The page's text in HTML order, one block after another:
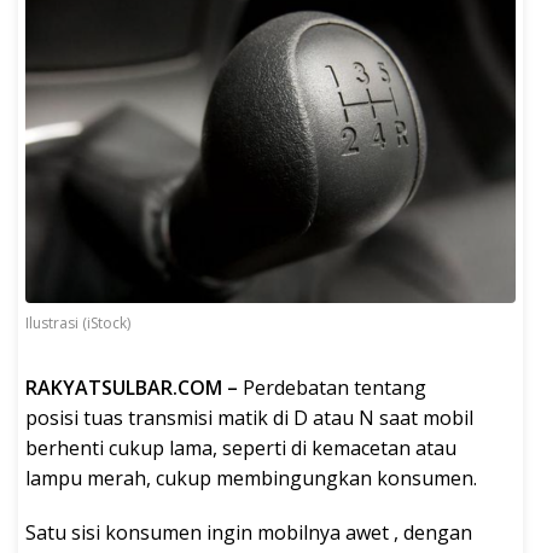
Ilustrasi (iStock)
RAKYATSULBAR.COM – Perdebatan tentang
posisi tuas transmisi matik di D atau N saat mobil
berhenti cukup lama, seperti di kemacetan atau
lampu merah, cukup membingungkan konsumen.
Satu sisi konsumen ingin mobilnya awet , dengan